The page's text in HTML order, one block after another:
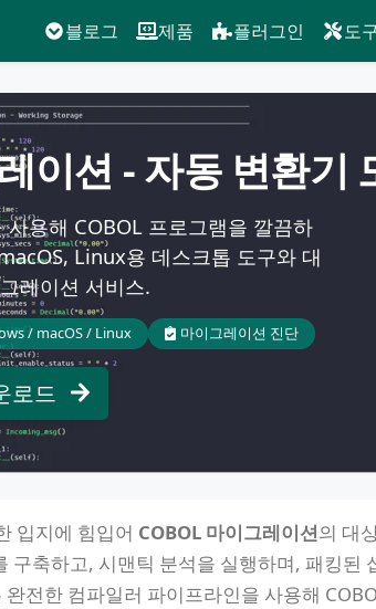
블로그 제품 플러그인 도
이션 - 자동 변환기
용해 COBOL 프로그램을 깔끔하
Linux용 데스크톱 도구와 대
레이션 서비스.
/ macOS / Linux 마이그레이션 진단
로드
입지에 힘입어 COBOL 마이그레이션의 대
구축하고, 시맨틱 분석을 실행하며, 패킹된
전한 컴파일러 파이프라인을 사용해